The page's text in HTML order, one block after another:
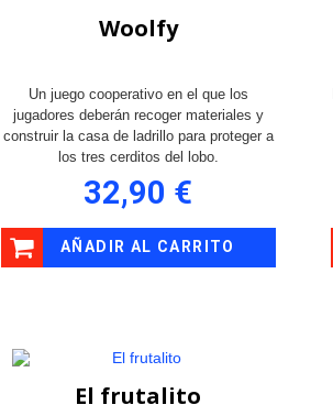
Woolfy
Un juego cooperativo en el que los
jugadores deberán recoger materiales y
construir la casa de ladrillo para proteger a
los tres cerditos del lobo.
32,90 €
AÑADIR AL CARRITO
El frutalito